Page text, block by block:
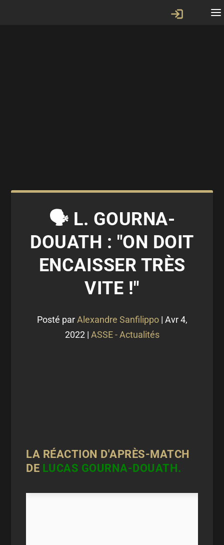
🗣 L. GOURNA-
DOUATH : "ON DOIT
ENCAISSER TRÈS
VITE !"
Posté parAlexandre Sanfilippo| Avr 4,
2022| ASSE - Actualités
LA RÉACTION D'APRÈS-MATCH
DE LUCAS GOURNA-DOUATH.